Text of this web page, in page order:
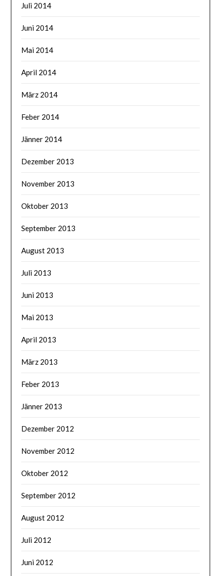
Juli 2014
Juni 2014
Mai 2014
April 2014
März 2014
Feber 2014
Jänner 2014
Dezember 2013
November 2013
Oktober 2013
September 2013
August 2013
Juli 2013
Juni 2013
Mai 2013
April 2013
März 2013
Feber 2013
Jänner 2013
Dezember 2012
November 2012
Oktober 2012
September 2012
August 2012
Juli 2012
Juni 2012